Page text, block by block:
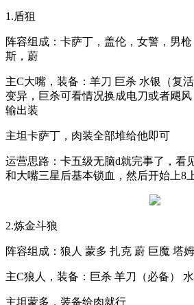
1.盾狙
阵容组成：卡萨丁，盖伦，女警，男
斯，蔚
主C大嘴，装备：羊刀 巨杀 水银（复
变异，巨杀可看情况换成电刀或者飓
输出装
主坦卡萨丁，肉装全部堆给他即可
运营思路：卡五级无脑d就完事了，看
和大嘴三星后基本锁血，然后开始上8
2.炼金斗狼
阵容组成：狼人 蒙多 扎克 蔚 巨魔 塔
主C狼人，装备：巨杀 羊刀（必备）
主坦蒙多，装备给肉就行